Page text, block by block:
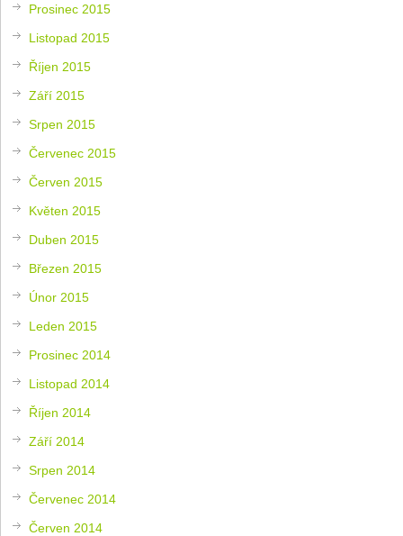
Prosinec 2015
Listopad 2015
Říjen 2015
Září 2015
Srpen 2015
Červenec 2015
Červen 2015
Květen 2015
Duben 2015
Březen 2015
Únor 2015
Leden 2015
Prosinec 2014
Listopad 2014
Říjen 2014
Září 2014
Srpen 2014
Červenec 2014
Červen 2014